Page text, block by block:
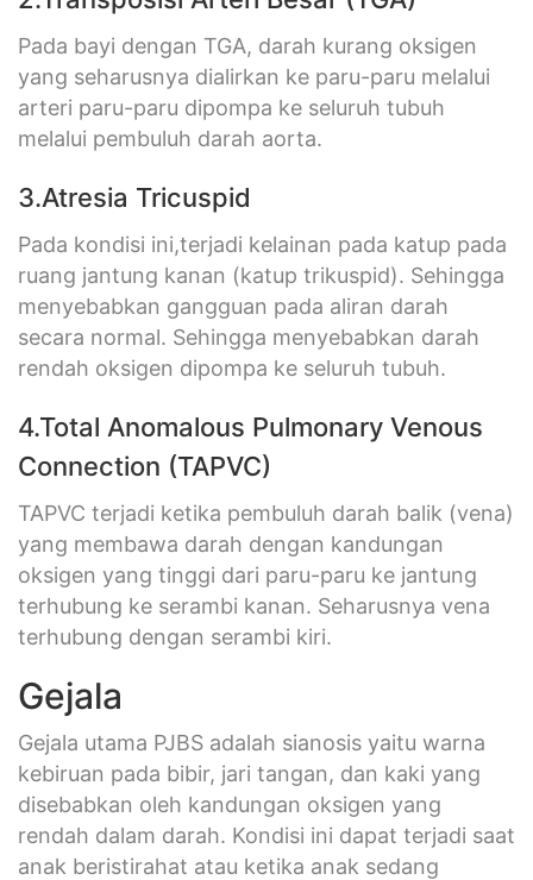
Pada bayi dengan TGA, darah kurang oksigen
yang seharusnya dialirkan ke paru-paru melalui
arteri paru-paru dipompa ke seluruh tubuh
melalui pembuluh darah aorta.
3.Atresia Tricuspid
Pada kondisi ini,terjadi kelainan pada katup pada
ruang jantung kanan (katup trikuspid). Sehingga
menyebabkan gangguan pada aliran darah
secara normal. Sehingga menyebabkan darah
rendah oksigen dipompa ke seluruh tubuh.
4.Total Anomalous Pulmonary Venous
Connection (TAPVC)
TAPVC terjadi ketika pembuluh darah balik (vena)
yang membawa darah dengan kandungan
oksigen yang tinggi dari paru-paru ke jantung
terhubung ke serambi kanan. Seharusnya vena
terhubung dengan serambi kiri.
Gejala
Gejala utama PJBS adalah sianosis yaitu warna
kebiruan pada bibir, jari tangan, dan kaki yang
disebabkan oleh kandungan oksigen yang
rendah dalam darah. Kondisi ini dapat terjadi saat
anak beristirahat atau ketika anak sedang